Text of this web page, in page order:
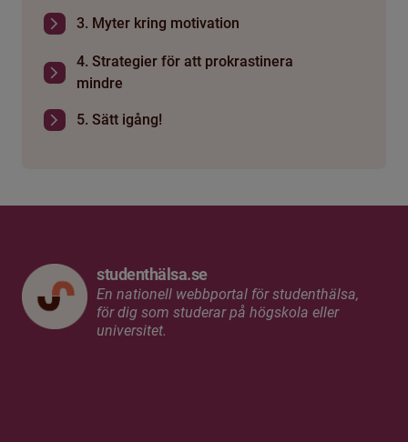
3. Myter kring motivation
4. Strategier för att prokrastinera
mindre
5. Sätt igång!
studenthälsa.se
En nationell webbportal för studenthälsa,
för dig som studerar på högskola eller
universitet.